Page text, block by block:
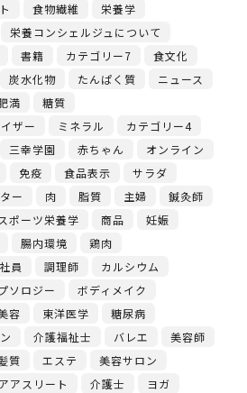
食物繊維
栄養学
栄養コンシェルジュについて
書籍 カテゴリー7
食文化
炭水化物 たんぱく質
ニュース
満
糖質
ザー
ミネラル
カテゴリー4
三幸学園 赤ちゃん
オンライン
免疫 食品表示
サラダ
ー
肉 脂質 主婦
鍼灸師
スポーツ栄養学 商品
妊娠
腸内環境
鶏肉
員 調理師
カルシウム
ソロジー
ボディメイク
容 東洋医学
糖尿病
介護福祉士 バレエ
美容師
質 エステ
美容サロン
アスリート 介護士
ヨガ